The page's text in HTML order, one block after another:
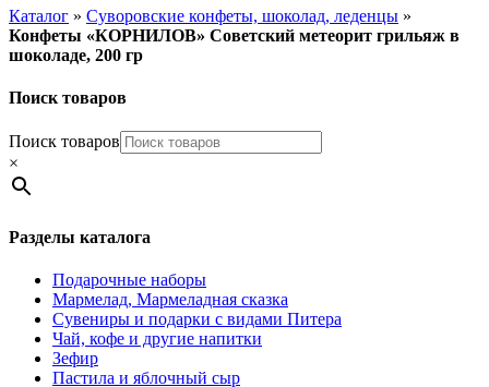
Каталог » Суворовские конфеты, шоколад, леденцы »
Конфеты «КОРНИЛОВ» Советский метеорит грильяж в
шоколаде, 200 гр
Поиск товаров
Поиск товаров
×
Разделы каталога
Подарочные наборы
Мармелад, Мармеладная сказка
Сувениры и подарки с видами Питера
Чай, кофе и другие напитки
Зефир
Пастила и яблочный сыр